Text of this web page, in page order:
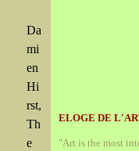
Da
mi
en
Hi
rst,
Th
e
ELOGE DE
"Art is the most